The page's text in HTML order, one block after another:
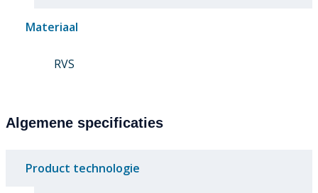
Materiaal
RVS
Algemene specificaties
Product technologie